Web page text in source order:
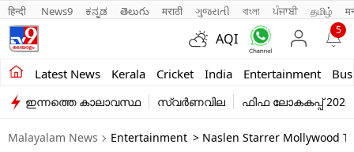
हिन्दी News9 ಕನ್ನಡ తెలుగు मराठी ગુજરાતી বাংলা ਪੰਜਾਬੀ தமிழ்
AQI
5
Latest News Kerala Cricket India Entertainment
Kerala
India
Entertainment
ഇന്നത്തെ കാലാവസ്ഥ സ്വർണവില ഫിഫ ലോകകപ്പ് 2026
Malayalam News Entertainment > Naslen Starrer Mollywood